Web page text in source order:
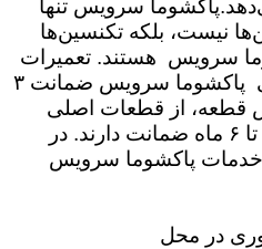
سرویس تنها
نیست، بلکه تکنسین‌ها
سرویس هستند. تعمیرات
تخصصی ماشین لباسشویی پاکشوما سرویس ضمانت ۳
قطعه، از قطعات اصلی
استفاده می‌شود و قطعات تا ۶ ماه ضمانت دارند. در
پاکشوما سرویس
در محل